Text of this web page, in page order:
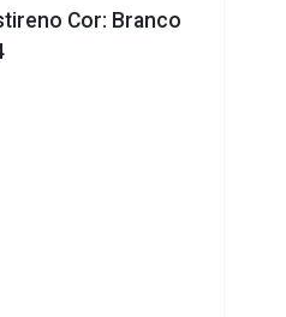
Cor: Branco